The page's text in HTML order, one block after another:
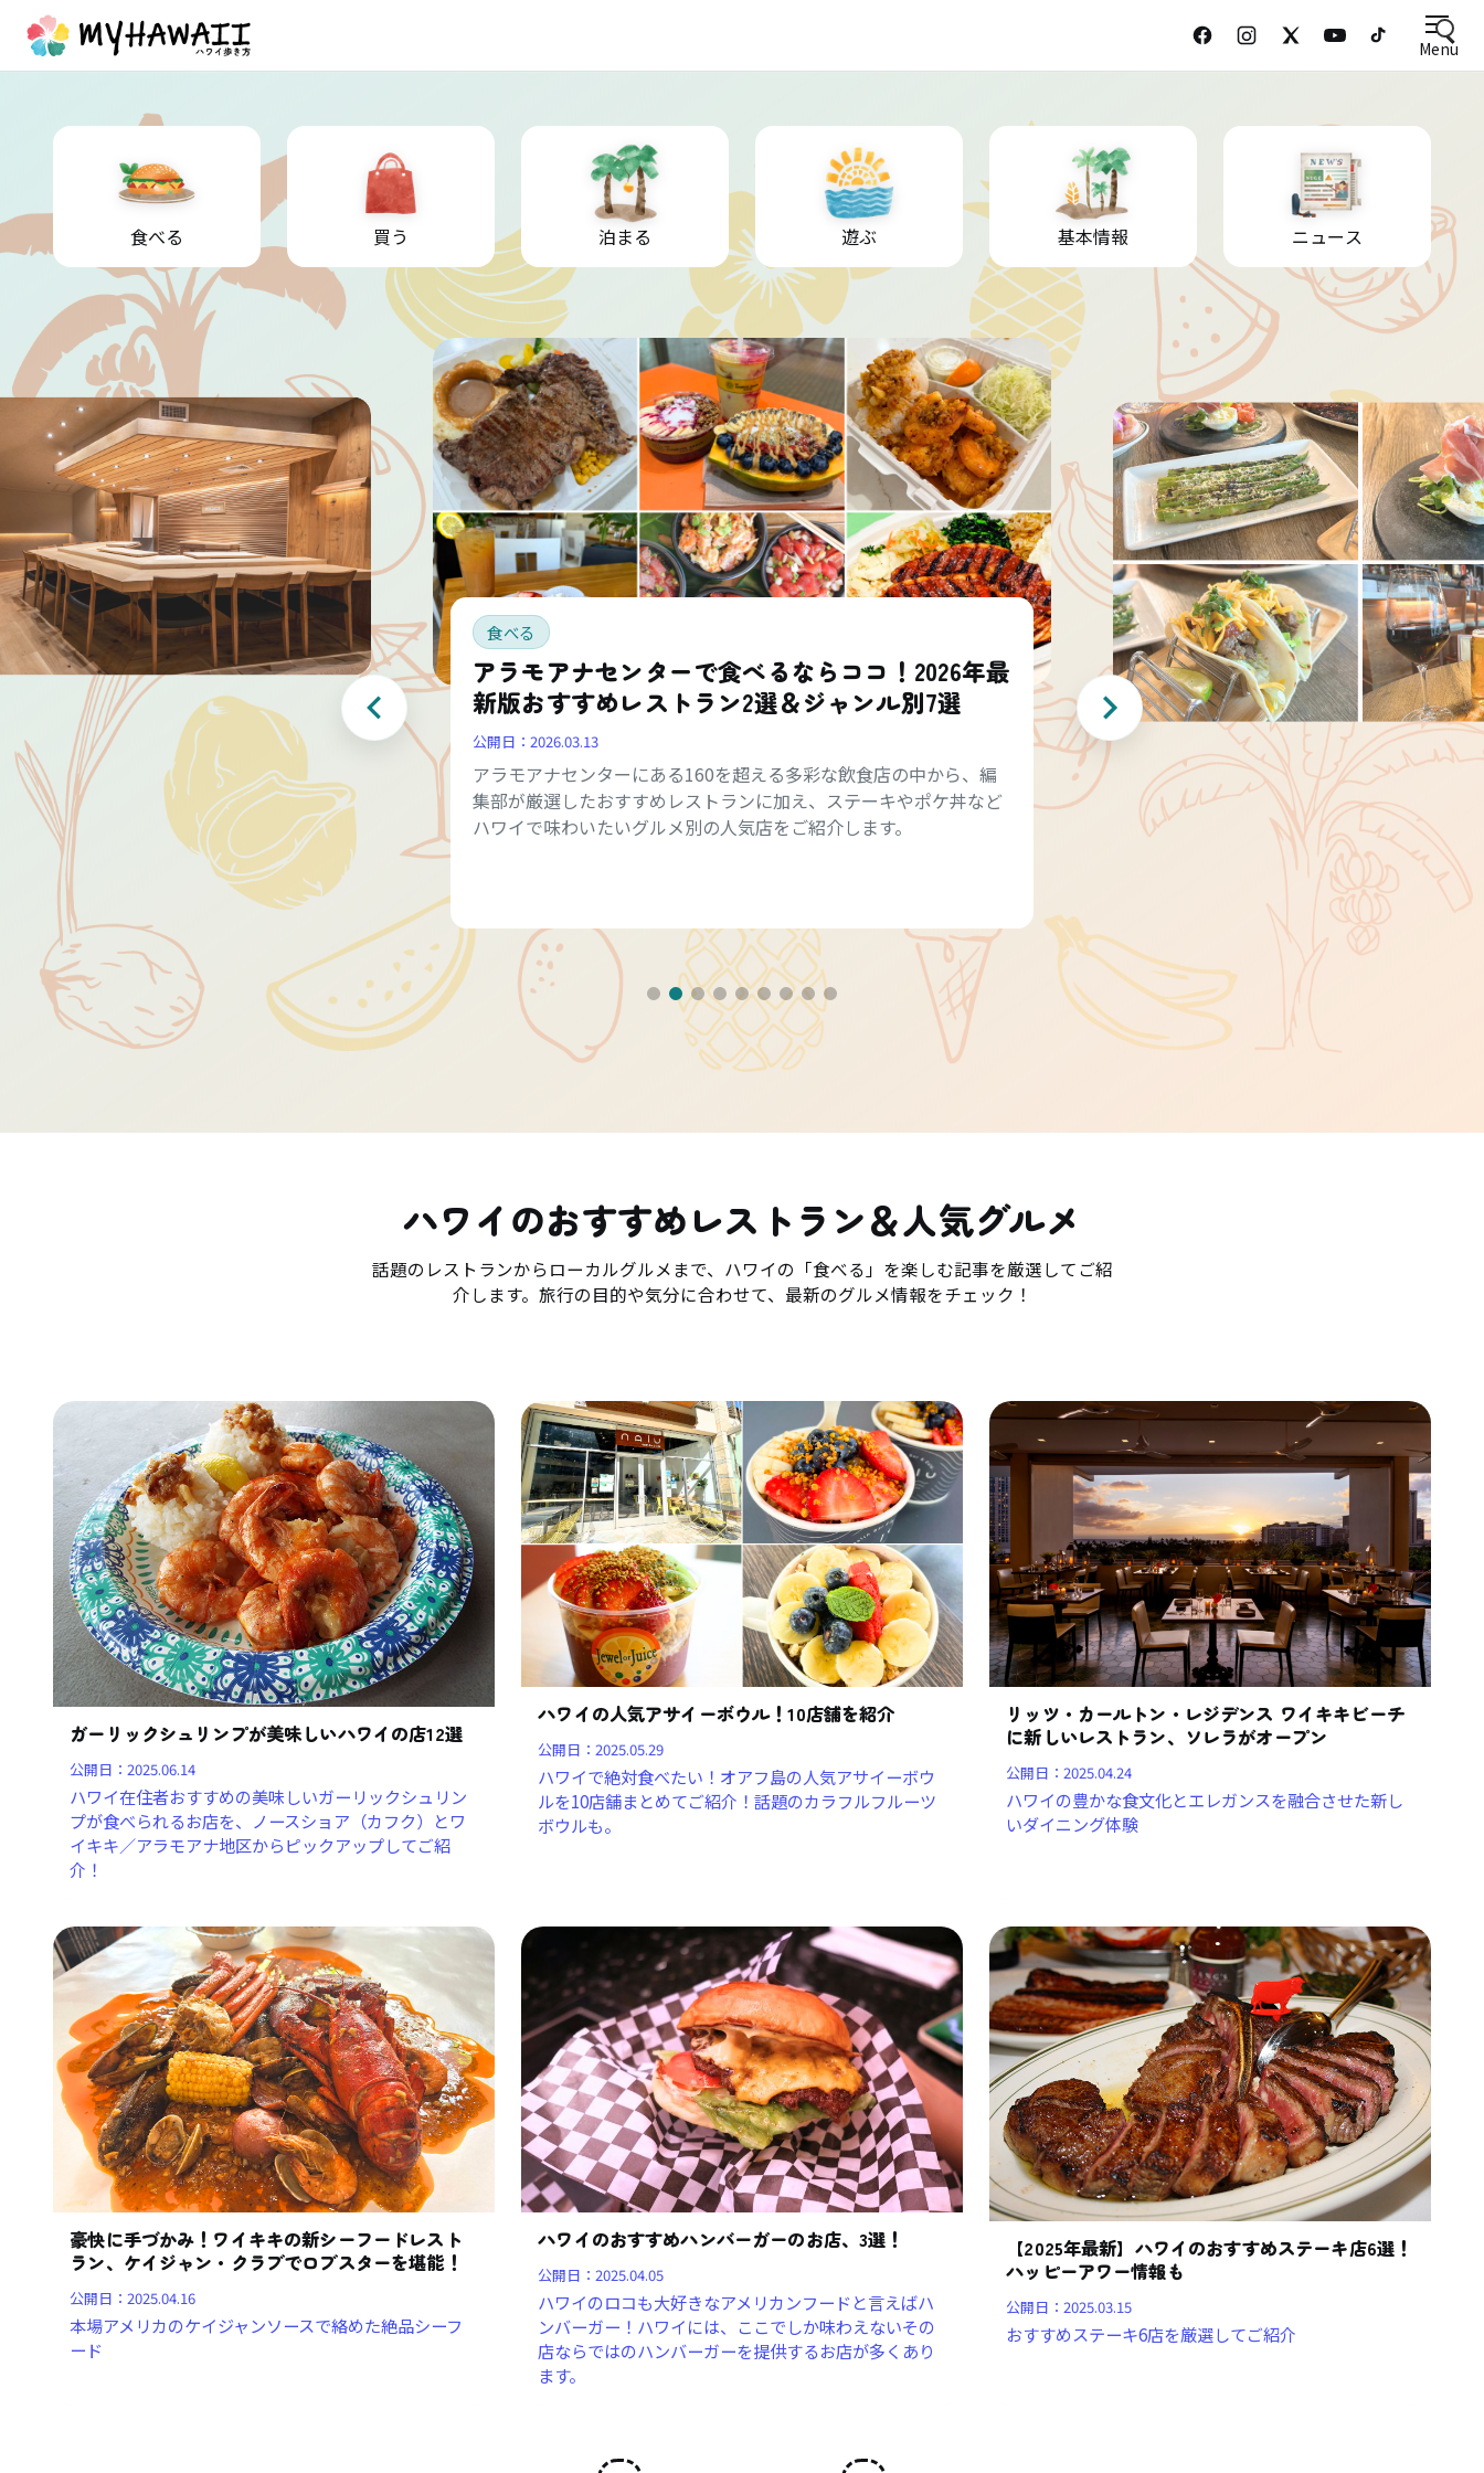
Menu
食べる 買う 泊まる 遊ぶ 基本情報 ニュース
食べる
アラモアナセンターで食べるならココ！2026年最
新版おすすめレストラン2選＆ジャンル別7選
公開日： 2026.03.13
アラモアナセンターにある160を超える多彩な飲食店の中から、編
集部が厳選したおすすめレストランに加え、ステーキやポケ丼など
ハワイで味わいたいグルメ別の人気店をご紹介します。
ハワイのおすすめレストラン＆人気グルメ
話題のレストランからローカルグルメまで、ハワイの「食べる」を楽しむ記事を厳選してご紹
介します。旅行の目的や気分に合わせて、最新のグルメ情報をチェック！
ガーリックシュリンプが美味しいハワイの店12選
公開日：2025.06.14
ハワイ在住者おすすめの美味しいガーリックシュリン
プが食べられるお店を、ノースショア（カフク）とワ
イキキ／アラモアナ地区からピックアップしてご紹
介！
ハワイの人気アサイーボウル！10店舗を紹介
公開日：2025.05.29
ハワイで絶対食べたい！オアフ島の人気アサイーボウ
ルを10店舗まとめてご紹介！話題のカラフルフルーツ
ボウルも。
リッツ・カールトン・レジデンス ワイキキビーチ
に新しいレストラン、ソレラがオープン
公開日：2025.04.24
ハワイの豊かな食文化とエレガンスを融合させた新し
いダイニング体験
豪快に手づかみ！ワイキキの新シーフードレスト
ラン、ケイジャン・クラブでロブスターを堪能！
公開日：2025.04.16
本場アメリカのケイジャンソースで絡めた絶品シーフ
ード
ハワイのおすすめハンバーガーのお店、3選！
公開日：2025.04.05
ハワイのロコも大好きなアメリカンフードと言えばハ
ンバーガー！ハワイには、ここでしか味わえないその
店ならではのハンバーガーを提供するお店が多くあり
ます。
【2025年最新】ハワイのおすすめステーキ店6選！
ハッピーアワー情報も
公開日：2025.03.15
おすすめステーキ6店を厳選してご紹介